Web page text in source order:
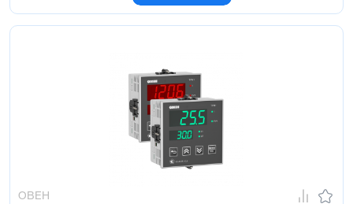
ОВЕН